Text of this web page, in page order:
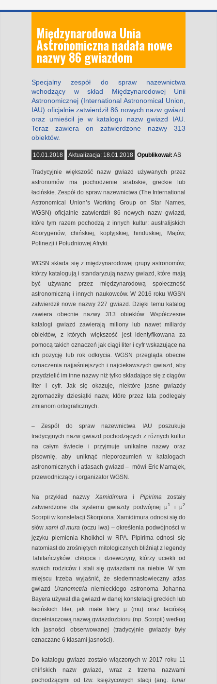
Międzynarodowa Unia
Astronomiczna nadała nowe
nazwy 86 gwiazdom
Specjalny zespół do spraw nazewnictwa
wchodzący w skład Międzynarodowej Unii
Astronomicznej (International Astronomical Union,
IAU) oficjalnie zatwierdził 86 nowych nazw gwiazd
oraz umieścił je w katalogu nazw gwiazd IAU.
Teraz zawiera on zatwierdzone nazwy 313
obiektów.
10.01.2018 Aktualizacja: 18.01.2018 Opublikował: AS
Tradycyjnie większość nazw gwiazd używanych przez
astronomów ma pochodzenie arabskie, greckie lub
łacińskie. Zespół do spraw nazewnictwa (The International
Astronomical Union’s Working Group on Star Names,
WGSN) oficjalnie zatwierdził 86 nowych nazw gwiazd,
które tym razem pochodzą z innych kultur: australijskich
Aborygenów, chińskiej, koptyjskiej, hinduskiej, Majów,
Polinezji i Południowej Afryki.
WGSN składa się z międzynarodowej grupy astronomów,
którzy katalogują i standaryzują nazwy gwiazd, które mają
być używane przez międzynarodową społeczność
astronomiczną i innych naukowców. W 2016 roku WGSN
zatwierdził nowe nazwy 227 gwiazd. Dzięki temu katalog
zawiera obecnie nazwy 313 obiektów. Współczesne
katalogi gwiazd zawierają miliony lub nawet miliardy
obiektów, z których większość jest identyfikowana za
pomocą takich oznaczeń jak ciągi liter i cyfr wskazujące na
ich pozycję lub rok odkrycia. WGSN przegląda obecne
oznaczenia najjaśniejszych i najciekawszych gwiazd, aby
przydzielić im inne nazwy niż tylko składające się z ciągów
liter i cyfr. Jak się okazuje, niektóre jasne gwiazdy
zgromadziły dziesiątki nazw, które przez lata podlegały
zmianom ortograficznych.
– Zespół do spraw nazewnictwa IAU poszukuje
tradycyjnych nazw gwiazd pochodzących z różnych kultur
na całym świecie i przyjmuje unikalne nazwy oraz
pisownię, aby uniknąć nieporozumień w katalogach
astronomicznych i atlasach gwiazd – mówi Eric Mamajek,
przewodniczący i organizator WGSN.
Na przykład nazwy Xamidimura i Pipirima zostały
zatwierdzone dla systemu gwiazdy podwójnej μ1 i μ2
Scorpii w konstelacji Skorpiona. Xamidimura odnosi się do
słów xami di mura (oczu lwa) – określenia podwójności w
języku plemienia Khoikhoi w RPA. Pipirima odnosi się
natomiast do zrośniętych mitologicznych bliźniąt z legendy
Tahitańczyków: chłopca i dziewczyny, którzy uciekli od
swoich rodziców i stali się gwiazdami na niebie. W tym
miejscu trzeba wyjaśnić, że siedemnastowieczny atlas
gwiazd Uranometria niemieckiego astronoma Johanna
Bayera używał dla gwiazd w danej konstelacji greckich lub
łacińskich liter, jak małe litery μ (mu) oraz łacińską
dopełniaczową nazwą gwiazdozbioru (np. Scorpii) według
ich jasności obserwowanej (tradycyjnie gwiazdy były
oznaczane 6 klasami jasności).
Do katalogu gwiazd zostało włączonych w 2017 roku 11
chińskich nazw gwiazd, wraz z trzema nazwami
pochodzącymi od tzw. księżycowych stacji (ang. lunar